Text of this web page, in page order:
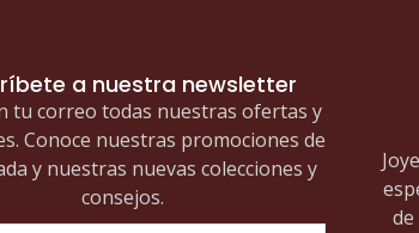
a nuestra newsletter
tu correo todas nuestras ofertas y
Conoce nuestras promociones de
y nuestras nuevas colecciones y
consejos.